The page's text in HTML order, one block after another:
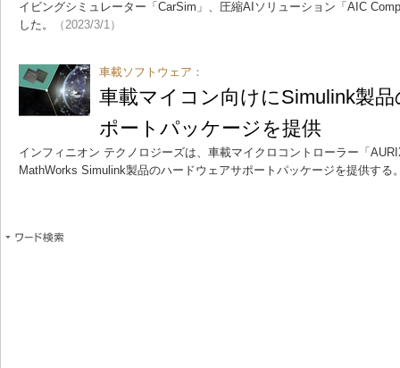
イビングシミュレーター「CarSim」、圧縮AIソリューション「AIC
した。
（2023/3/1）
車載ソフトウェア：
車載マイコン向けにSimulink製
ポートパッケージを提供
インフィニオン テクノロジーズは、車載マイクロコントローラー「
MathWorks Simulink製品のハードウェアサポートパッケージを提供する